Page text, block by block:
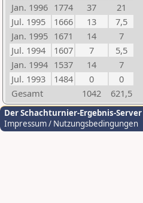
Jan. 1996 1774 37
21
Jul. 1995
1666 13
7,5
Jan. 1995 1671 14
7
Jul. 1994
1607 7
5,5
Jan. 1994 1537 14
7
Jul. 1993
1484 0
0
Gesamt
1042 621,5
Der Schachturnier-Ergebnis-Server
Impressum / Nutzungsbedingungen